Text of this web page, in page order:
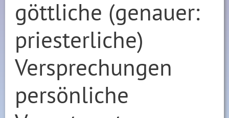
göttliche (genauer:
priesterliche)
Versprechungen
persönliche